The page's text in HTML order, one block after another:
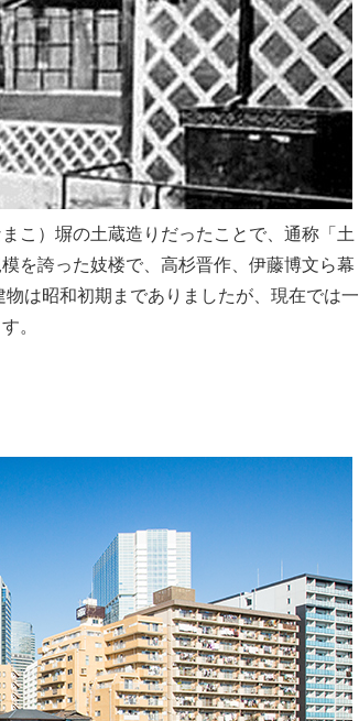
こ）塀の土蔵造りだったことで、通称「土
を誇った妓楼で、高杉晋作、伊藤博文ら幕
は昭和初期までありましたが、現在では一
。